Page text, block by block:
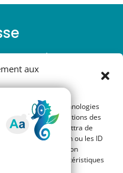
aux
utilisons des technologies
accéder aux informations des
nous permettra de
de navigation ou les ID
ou de retirer son
sur certaines caractéristiques